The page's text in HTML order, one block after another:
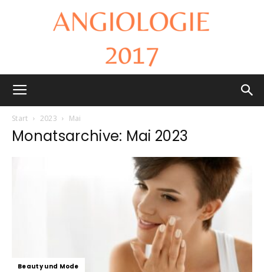
Start 2023 Mai
Monatsarchive: Mai 2023
Beauty und Mode